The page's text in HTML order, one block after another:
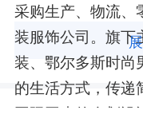
采购生产、物流、
装服饰公司。旗下
装、鄂尔多斯时尚
的生活方式，传递
国际同步的企划设